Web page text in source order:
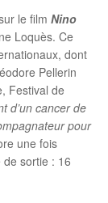
le film Nino
Loquès. Ce
dont
Pellerin
Festival de
d’un cancer de
pour
une fois
sortie : 16